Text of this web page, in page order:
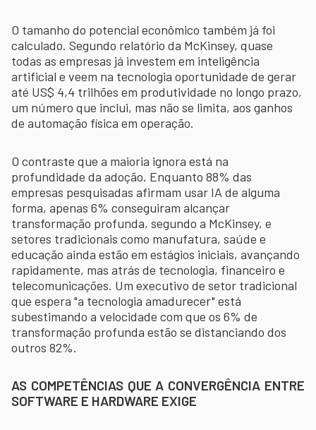
O tamanho do potencial econômico também já foi
calculado. Segundo relatório da McKinsey, quase
todas as empresas já investem em inteligência
artificial e veem na tecnologia oportunidade de gerar
até US$ 4,4 trilhões em produtividade no longo prazo,
um número que inclui, mas não se limita, aos ganhos
de automação física em operação.
O contraste que a maioria ignora está na
profundidade da adoção. Enquanto 88% das
empresas pesquisadas afirmam usar IA de alguma
forma, apenas 6% conseguiram alcançar
transformação profunda, segundo a McKinsey, e
setores tradicionais como manufatura, saúde e
educação ainda estão em estágios iniciais, avançando
rapidamente, mas atrás de tecnologia, financeiro e
telecomunicações. Um executivo de setor tradicional
que espera "a tecnologia amadurecer" está
subestimando a velocidade com que os 6% de
transformação profunda estão se distanciando dos
outros 82%.
AS COMPETÊNCIAS QUE A CONVERGÊNCIA ENTRE
SOFTWARE E HARDWARE EXIGE